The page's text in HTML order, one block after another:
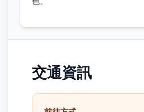
交通資訊